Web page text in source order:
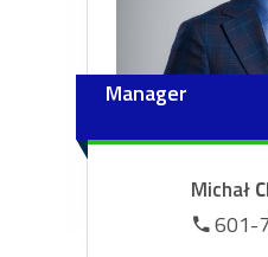
Manager
Michał
601-